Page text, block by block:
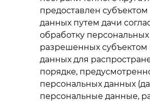
предоставлен
данных путем дачи
обработку
разрешенных субъектом
данных для
порядке,
персональных данных
персональные данные,